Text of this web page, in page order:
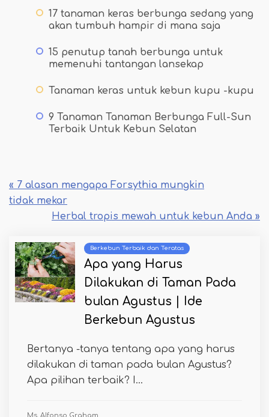
17 tanaman keras berbunga sedang yang
akan tumbuh hampir di mana saja
15 penutup tanah berbunga untuk
memenuhi tantangan lansekap
Tanaman keras untuk kebun kupu -kupu
9 Tanaman Tanaman Berbunga Full-Sun
Terbaik Untuk Kebun Selatan
« 7 alasan mengapa Forsythia mungkin
tidak mekar
Herbal tropis mewah untuk kebun Anda »
Berkebun Terbaik dan Teratas
Apa yang Harus
Dilakukan di Taman Pada
bulan Agustus | Ide
Berkebun Agustus
Bertanya -tanya tentang apa yang harus
dilakukan di taman pada bulan Agustus?
Apa pilihan terbaik? I...